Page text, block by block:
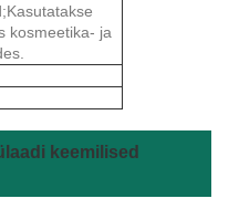
kosmeetika- ja
keemilised